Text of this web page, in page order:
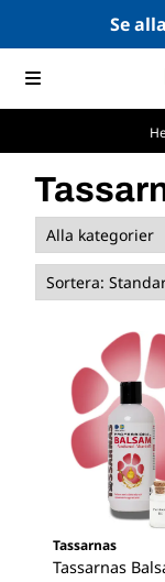
Hoppa till innehåll
Se
Tassarnas
Tassarnas